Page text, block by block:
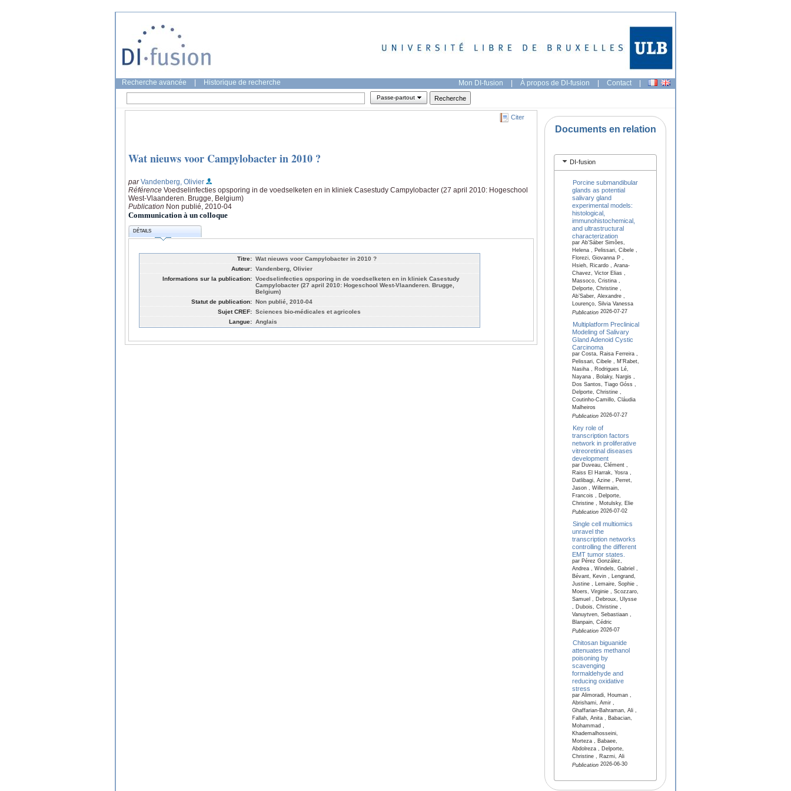
Recherche avancée Historique de recherche Mon DI-fusion | À propos de DI-fusion | Contact |
Passe-partout
Citer
Wat nieuws voor Campylobacter in 2010 ?
parVandenberg, Olivier
Référence Voedselinfecties opsporing in de voedselketen en in kliniek Casestudy Campylobacter (27 april 2010: Hogeschool
West-Vlaanderen. Brugge, Belgium)
Publication Non publié, 2010-04
Communication à un colloque
DÉTAILS
Titre: Wat nieuws voor Campylobacter in 2010 ?
Auteur: Vandenberg, Olivier
Informations sur la publication: Voedselinfecties opsporing in de voedselketen en in kliniek Casestudy
Campylobacter (27 april 2010: Hogeschool West-Vlaanderen. Brugge,
Belgium)
Statut de publication: Non publié, 2010-04
Sujet CREF: Sciences bio-médicales et agricoles
Langue: Anglais
Documents en relation
DI-fusion
Porcine submandibular
glands as potential
salivary gland
experimental models:
histological,
immunohistochemical,
and ultrastructural
characterization
par Ab’Sáber Simões,
Helena , Pelissari, Cibele ,
Florezi, Giovanna P ,
Hsieh, Ricardo , Arana-
Chavez, Victor Elias ,
Massoco, Cristina ,
Delporte, Christine ,
Ab’Saber, Alexandre ,
Lourenço, Silvia Vanessa
Publication2026-07-27
Multiplatform Preclinical
Modeling of Salivary
Gland Adenoid Cystic
Carcinoma
par Costa, Raisa Ferreira ,
Pelissari, Cibele , M'Rabet,
Nasiha , Rodrigues Lé,
Nayana , Bolaky, Nargis ,
Dos Santos, Tiago Góss ,
Delporte, Christine ,
Coutinho-Camillo, Cláudia
Malheiros
Publication2026-07-27
Key role of
transcription factors
network in proliferative
vitreoretinal diseases
development
par Duveau, Clément ,
Raiss El Harrak, Yosra ,
Datlibagi, Azine , Perret,
Jason , Willermain,
Francois , Delporte,
Christine , Motulsky, Elie
Publication2026-07-02
Single cell multiomics
unravel the
transcription networks
controlling the different
EMT tumor states.
par Pérez González,
Andrea , Windels, Gabriel ,
Bévant, Kevin , Lengrand,
Justine , Lemaire, Sophie ,
Moers, Virginie , Scozzaro,
Samuel , Debroux, Ulysse
, Dubois, Christine ,
Vanuytven, Sebastiaan ,
Blanpain, Cédric
Publication2026-07
Chitosan biguanide
attenuates methanol
poisoning by
scavenging
formaldehyde and
reducing oxidative
stress
par Alimoradi, Houman ,
Abrishami, Amir ,
Ghaffarian-Bahraman, Ali ,
Fallah, Anita , Babacian,
Mohammad ,
Khademalhosseini,
Morteza , Babaee,
Abdolreza , Delporte,
Christine , Razmi, Ali
Publication2026-06-30